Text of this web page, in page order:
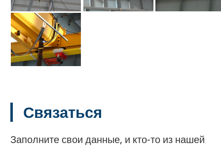
Связаться
Заполните свои данные, и кто-то из нашей